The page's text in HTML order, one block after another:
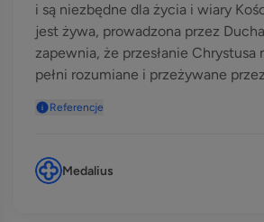
i są niezbędne dla życia i wiary
jest żywa, prowadzona przez
zapewnia, że przesłanie Chrystusa
pełni rozumiane i przeżywane
Referencje
Medalius